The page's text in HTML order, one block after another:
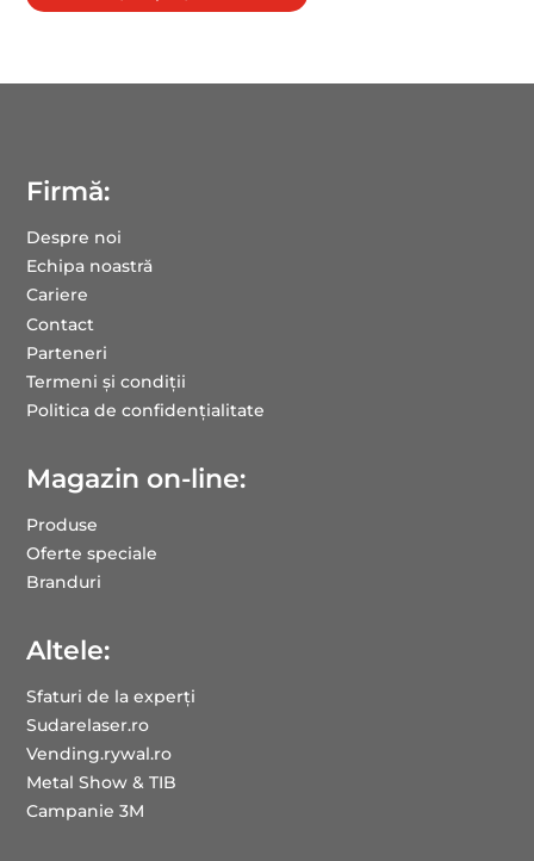
Firmă:
Despre noi
Echipa noastră
Cariere
Contact
Parteneri
Termeni și condiții
Politica de confidențialitate
Magazin on-line:
Produse
Oferte speciale
Branduri
Altele:
Sfaturi de la experți
Sudarelaser.ro
Vending.rywal.ro
Metal Show & TIB
Campanie 3M